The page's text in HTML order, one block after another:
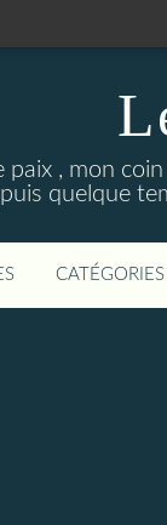
paix , mon
quelque